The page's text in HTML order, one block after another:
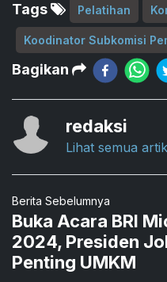
Tags Pelatihan
Koodinator Subkomisi
Bagikan
redaksi
Lihat semua
Berita Sebelumnya
Buka Acara BRI
2024, Presiden
Penting UMKM